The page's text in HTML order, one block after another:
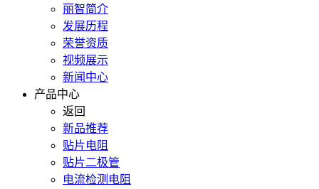
丽智简介
发展历程
荣誉资质
视频展示
新闻中心
产品中心
返回
新品推荐
贴片电阻
贴片二极管
电流检测电阻